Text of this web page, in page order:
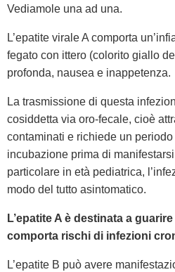
Vediamole una ad una.
L’epatite virale A comporta
fegato con ittero (colorito giallo
profonda, nausea e inappetenza.
La trasmissione di questa
cosiddetta via oro-fecale, cioè
contaminati e richiede un
incubazione prima di
particolare in età pediatrica,
modo del tutto asintomatico.
L’epatite A è destinata a
comporta rischi di infezioni
L’epatite B può avere